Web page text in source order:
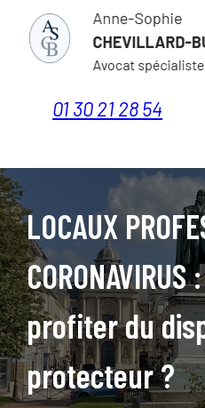
01 30 21 28 54
LOCAUX
profiter du
protecteur ?
Panneau de gestion des cookies